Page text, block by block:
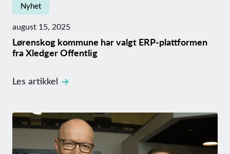
Nyhet
august 15, 2025
Lørenskog kommune har valgt ERP-plattformen
fra Xledger Offentlig
Les artikkel